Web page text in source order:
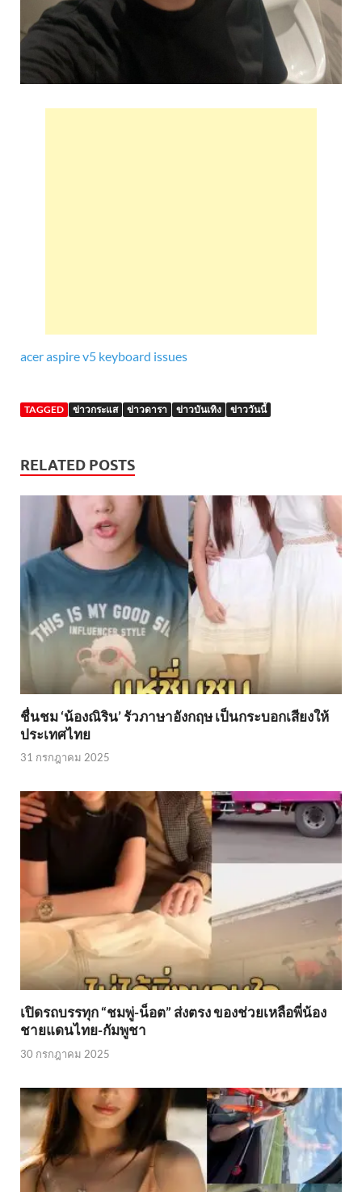
acer aspire v5 keyboard issues
TAGGED ข่าวกระแส ข่าวดารา ข่าวบันเทิง ข่าววันนี้
RELATED POSTS
ชื่นชม ‘น้องณิริน’ รัวภาษาอังกฤษ เป็นกระบอกเสียงให้
ประเทศไทย
31 กรกฎาคม 2025
เปิดรถบรรทุก “ชมพู่-น็อต” ส่งตรง ของช่วยเหลือพี่น้อง
ชายแดนไทย-กัมพูชา
30 กรกฎาคม 2025